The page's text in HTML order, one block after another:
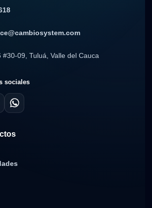
#30-09, Tuluá, Valle del Cauca
sociales